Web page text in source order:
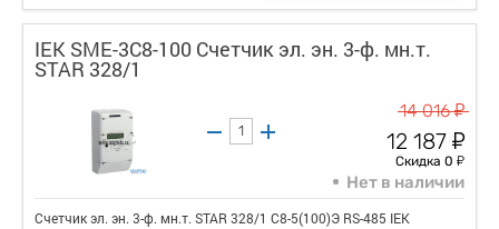
IEK SME-3C8-100 Счетчик эл. эн. 3-ф. мн.т.
STAR 328/1
14 016у
12 187 у
Скидка 0 у
Нет в наличии
Счетчик эл. эн. 3-ф. мн.т. STAR 328/1 С8-5(100)Э RS-485 IEK